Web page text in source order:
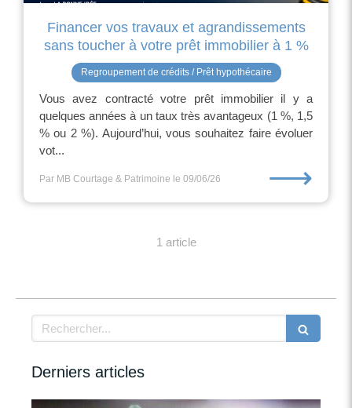
Financer vos travaux et agrandissements
sans toucher à votre prêt immobilier à 1 %
Regroupement de crédits / Prêt hypothécaire
Vous avez contracté votre prêt immobilier il y a
quelques années à un taux très avantageux (1 %, 1,5
% ou 2 %). Aujourd’hui, vous souhaitez faire évoluer
vot...
Par MB Courtage & Patrimoine le 09/06/26 ⟶
1 article
Rechercher
Derniers articles